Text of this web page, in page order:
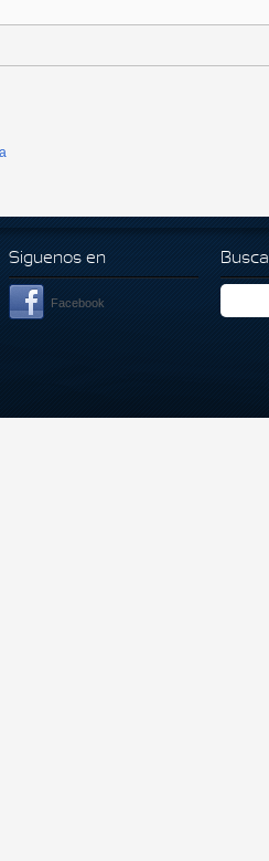
Siguenos en
Facebook